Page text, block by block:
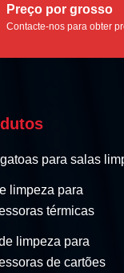
Preço por grosso
Contacte-nos para obter
para salas
limpeza para
térmicas
limpeza para
de cartões